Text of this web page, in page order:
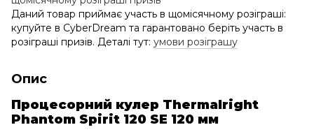
Даний товар приймає участь в щомісячному розіграші:
купуйте в CyberDream та гарантовано беріть участь в
розіграші призів. Деталі тут: умови розіграшу
Опис
Процесорний кулер Thermalright
Phantom Spirit 120 SE 120 мм